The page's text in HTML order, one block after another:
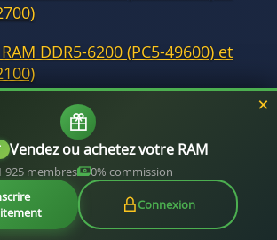
DDR5-6200 (PC5-49600) et
DDR5-6200 (PC5-49600) et
Vendez ou achetez votre RAM
925 membres
0% commission
Connexion